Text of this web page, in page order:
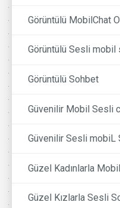
Görüntülü MobilChat
Görüntülü Sesli mobil
Görüntülü Sohbet
Güvenilir Mobil Sesli
Güvenilir Sesli mobiL
Güzel Kadınlarla
Güzel Kızlarla Sesli